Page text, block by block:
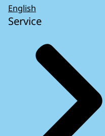
English
Service